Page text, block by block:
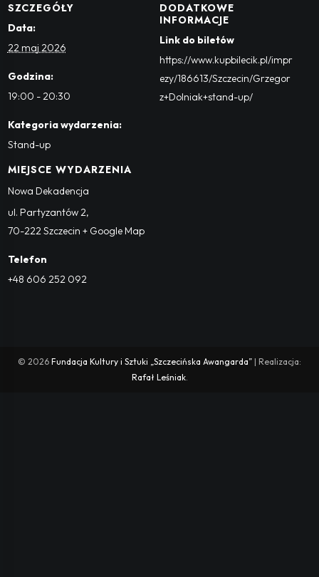
SZCZEGÓŁY
Data:
22 maj 2026
Godzina:
19:00 - 20:30
Kategoria wydarzenia:
Stand-up
MIEJSCE WYDARZENIA
Nowa Dekadencja
ul. Partyzantów 2,
70-222Szczecin + Google Map
Telefon
+48 606 252 092
DODATKOWE
INFORMACJE
Link do biletów
https://www.kupbilecik.pl/impr
ezy/186613/Szczecin/Grzegor
z+Dolniak+stand-up/
© 2026 Fundacja Kultury i Sztuki „Szczecińska Awangarda” | Realizacja:
Rafał Leśniak.